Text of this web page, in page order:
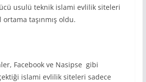
usulü teknik islami evlilik siteleri
ortama taşınmış oldu.
Facebook ve Nasipse gibi
islami evlilik siteleri sadece